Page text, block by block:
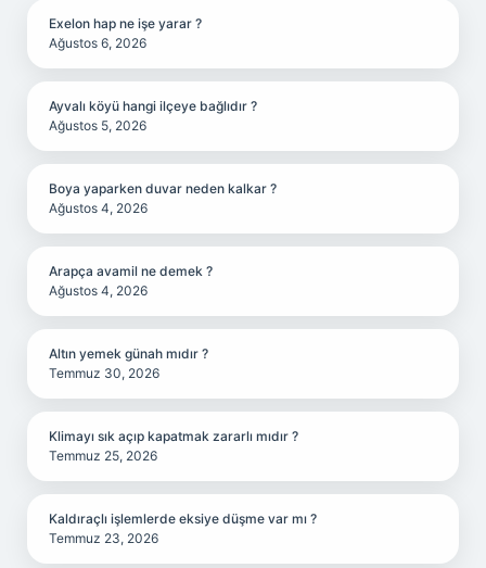
Exelon hap ne işe yarar ?
Ağustos 6, 2026
Ayvalı köyü hangi ilçeye bağlıdır ?
Ağustos 5, 2026
Boya yaparken duvar neden kalkar ?
Ağustos 4, 2026
Arapça avamil ne demek ?
Ağustos 4, 2026
Altın yemek günah mıdır ?
Temmuz 30, 2026
Klimayı sık açıp kapatmak zararlı mıdır ?
Temmuz 25, 2026
Kaldıraçlı işlemlerde eksiye düşme var mı ?
Temmuz 23, 2026